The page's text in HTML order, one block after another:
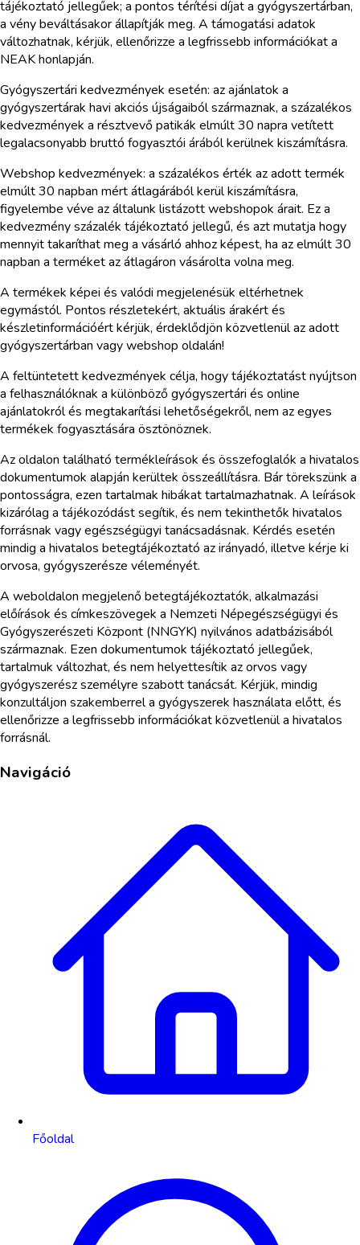
tájékoztató jellegűek; a pontos térítési díjat a gyógyszertárban,
a vény beváltásakor állapítják meg. A támogatási adatok
változhatnak, kérjük, ellenőrizze a legfrissebb információkat a
NEAK honlapján.
Gyógyszertári kedvezmények esetén: az ajánlatok a
gyógyszertárak havi akciós újságaiból származnak, a százalékos
kedvezmények a résztvevő patikák elmúlt 30 napra vetített
legalacsonyabb bruttó fogyasztói árából kerülnek kiszámításra.
Webshop kedvezmények: a százalékos érték az adott termék
elmúlt 30 napban mért átlagárából kerül kiszámításra,
figyelembe véve az általunk listázott webshopok árait. Ez a
kedvezmény százalék tájékoztató jellegű, és azt mutatja hogy
mennyit takaríthat meg a vásárló ahhoz képest, ha az elmúlt 30
napban a terméket az átlagáron vásárolta volna meg.
A termékek képei és valódi megjelenésük eltérhetnek
egymástól. Pontos részletekért, aktuális árakért és
készletinformációért kérjük, érdeklődjön közvetlenül az adott
gyógyszertárban vagy webshop oldalán!
A feltüntetett kedvezmények célja, hogy tájékoztatást nyújtson
a felhasználóknak a különböző gyógyszertári és online
ajánlatokról és megtakarítási lehetőségekről, nem az egyes
termékek fogyasztására ösztönöznek.
Az oldalon található termékleírások és összefoglalók a hivatalos
dokumentumok alapján kerültek összeállításra. Bár törekszünk a
pontosságra, ezen tartalmak hibákat tartalmazhatnak. A leírások
kizárólag a tájékozódást segítik, és nem tekinthetők hivatalos
forrásnak vagy egészségügyi tanácsadásnak. Kérdés esetén
mindig a hivatalos betegtájékoztató az irányadó, illetve kérje ki
orvosa, gyógyszerésze véleményét.
A weboldalon megjelenő betegtájékoztatók, alkalmazási
előírások és címkeszövegek a Nemzeti Népegészségügyi és
Gyógyszerészeti Központ (NNGYK) nyilvános adatbázisából
származnak. Ezen dokumentumok tájékoztató jellegűek,
tartalmuk változhat, és nem helyettesítik az orvos vagy
gyógyszerész személyre szabott tanácsát. Kérjük, mindig
konzultáljon szakemberrel a gyógyszerek használata előtt, és
ellenőrizze a legfrissebb információkat közvetlenül a hivatalos
forrásnál.
Navigáció
Főoldal